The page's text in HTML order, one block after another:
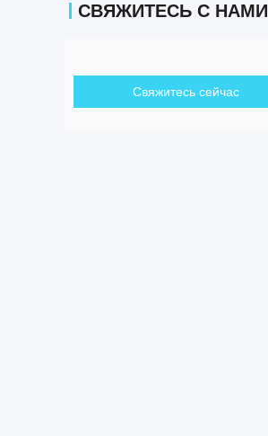
СВЯЖИТЕСЬ С НАМИ
Свяжитесь сейчас